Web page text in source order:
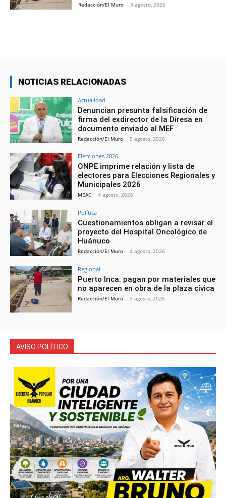
Redacción/El Muro - 3 agosto, 2026
NOTICIAS RELACIONADAS
Actualidad
Denuncian presunta falsificación de
firma del exdirector de la Diresa en
documento enviado al MEF
Redacción/El Muro - 5 agosto, 2026
Elecciones 2026
ONPE imprime relación y lista de
electores para Elecciones Regionales y
Municipales 2026
MEAC - 4 agosto, 2026
Política
Cuestionamientos obligan a revisar el
proyecto del Hospital Oncológico de
Huánuco
Redacción/El Muro - 4 agosto, 2026
Regional
Puerto Inca: pagan por materiales que
no aparecen en obra de la plaza cívica
Redacción/El Muro - 3 agosto, 2026
AVISO POLÍTICO